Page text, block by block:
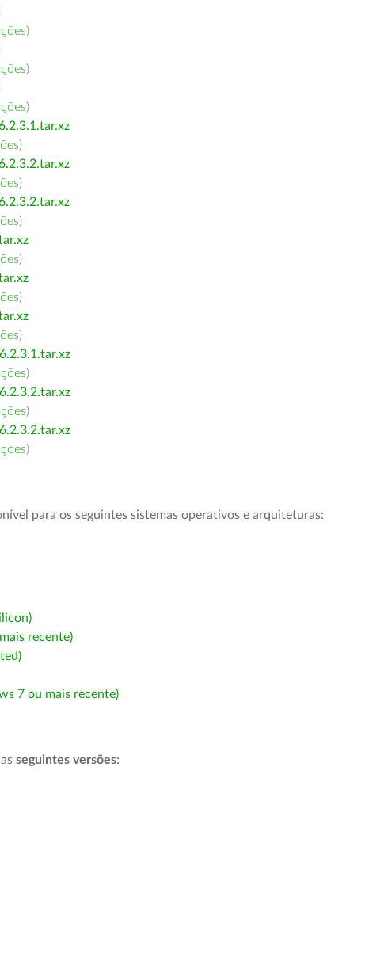
)
)
)
)
)
)
)
)
)
)
)
)
para os seguintes sistemas operativos e arquiteturas:
recente)
7 ou mais recente)
seguintes versões: